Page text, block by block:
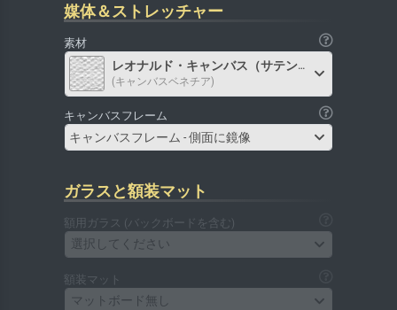
媒体＆ストレッチャー
素材
レオナルド・キャンバス（サテン）
(キャンバスベネチア)
キャンバスフレーム
キャンバスフレーム - 側面に鏡像
ガラスと額装マット
額用ガラス (バックボードを含む)
選択してください
額装マット
マットボード無し